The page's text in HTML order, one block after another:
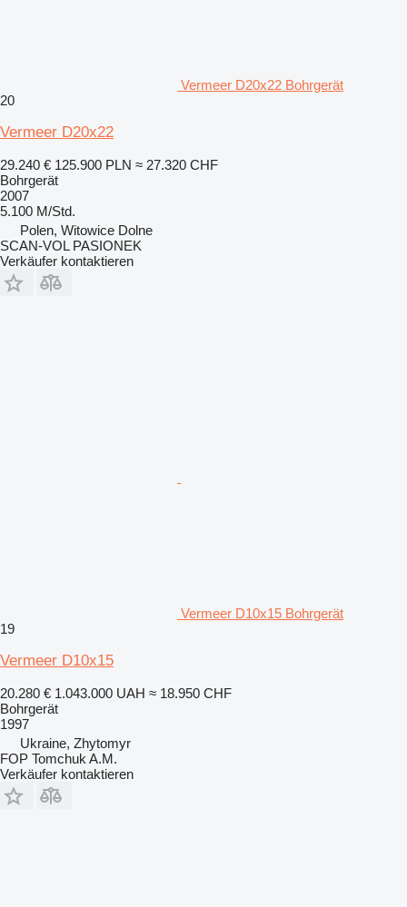
Vermeer D20x22 Bohrgerät
20
Vermeer D20x22
29.240 € 125.900 PLN ≈ 27.320 CHF
Bohrgerät
2007
5.100 M/Std.
Polen, Witowice Dolne
SCAN-VOL PASIONEK
Verkäufer kontaktieren
Vermeer D10x15 Bohrgerät
19
Vermeer D10x15
20.280 € 1.043.000 UAH ≈ 18.950 CHF
Bohrgerät
1997
Ukraine, Zhytomyr
FOP Tomchuk A.M.
Verkäufer kontaktieren